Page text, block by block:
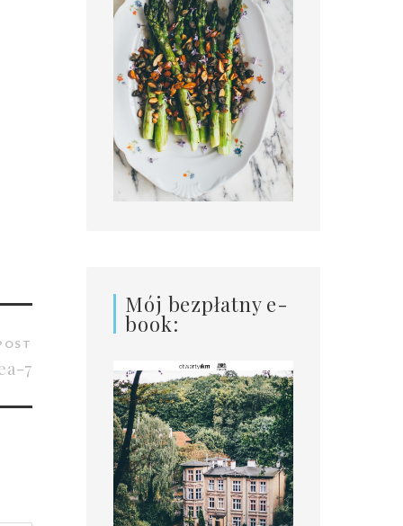
7
Mój bezpłatny e-
book: